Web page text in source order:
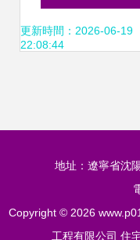
宅精工之美
更新時間：2026-06-19
22:08:44
地址：遼寧省沈
Copyright © 2026
工程有限公司 住